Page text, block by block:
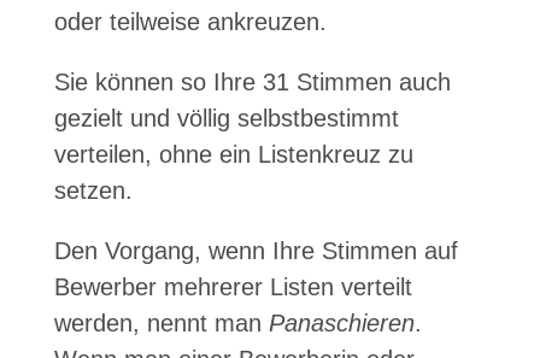
oder teilweise ankreuzen.
Sie können so Ihre 31 Stimmen auch
gezielt und völlig selbstbestimmt
verteilen, ohne ein Listenkreuz zu
setzen.
Den Vorgang, wenn Ihre Stimmen auf
Bewerber mehrerer Listen verteilt
werden, nennt man Panaschieren.